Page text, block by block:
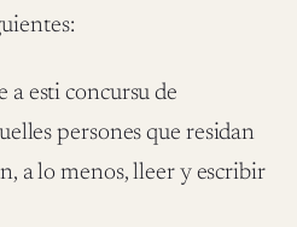
a esti concursu de
persones que residan
a lo menos, lleer y escribir